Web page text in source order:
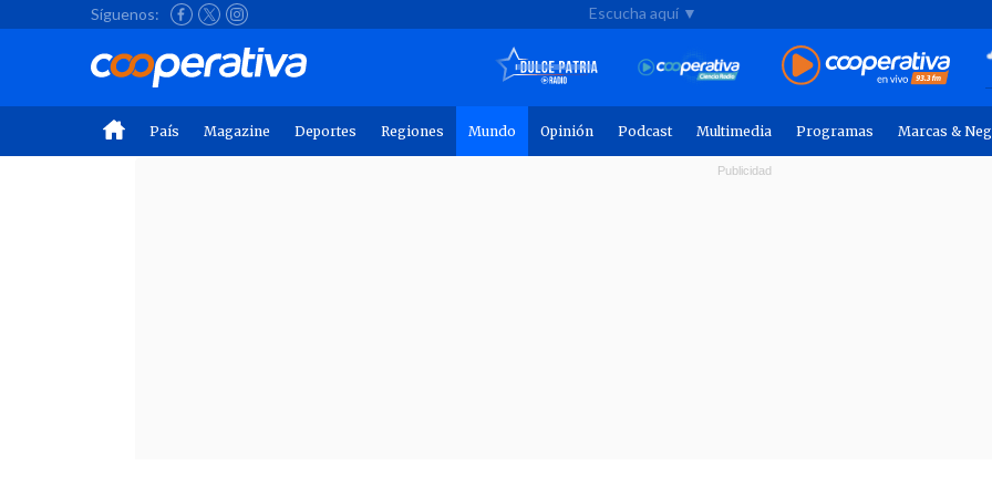
Síguenos: Escucha aquí ▼
País Magazine Deportes Regiones Mundo Opinión Podcast Multimedia Programas Marcas &